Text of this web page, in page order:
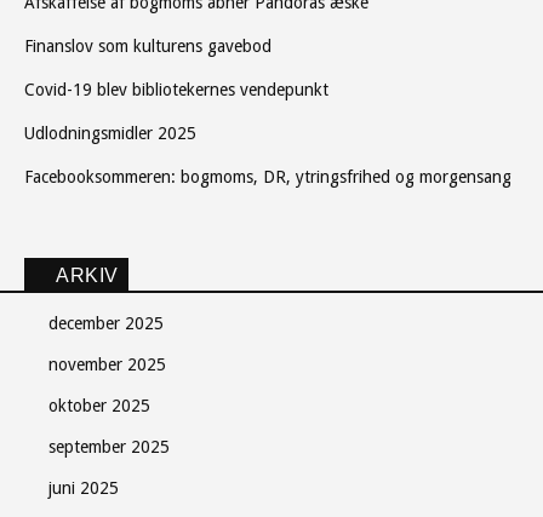
Finanslov som kulturens gavebod
Covid-19 blev bibliotekernes vendepunkt
Udlodningsmidler 2025
Facebooksommeren: bogmoms, DR, ytringsfrihed og morgensang
ARKIV
december 2025
november 2025
oktober 2025
september 2025
juni 2025